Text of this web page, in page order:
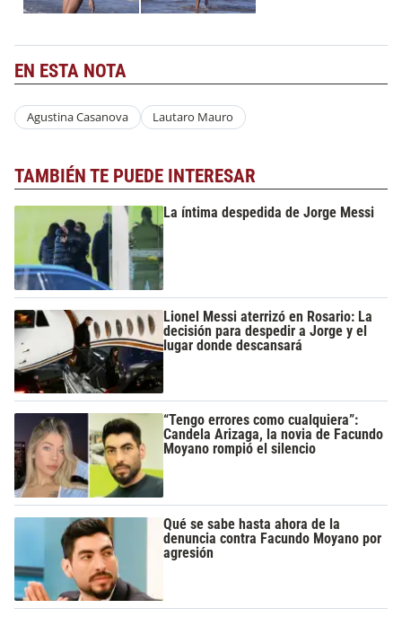
EN ESTA NOTA
Agustina Casanova Lautaro Mauro
TAMBIÉN TE PUEDE INTERESAR
La íntima despedida de Jorge Messi
Lionel Messi aterrizó en Rosario: La
decisión para despedir a Jorge y el
lugar donde descansará
“Tengo errores como cualquiera”:
Candela Arizaga, la novia de Facundo
Moyano rompió el silencio
Qué se sabe hasta ahora de la
denuncia contra Facundo Moyano por
agresión